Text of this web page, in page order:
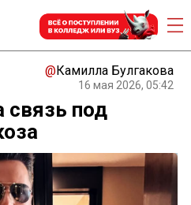
@Камилла Булгакова
16 мая 2026, 05:42
связь под